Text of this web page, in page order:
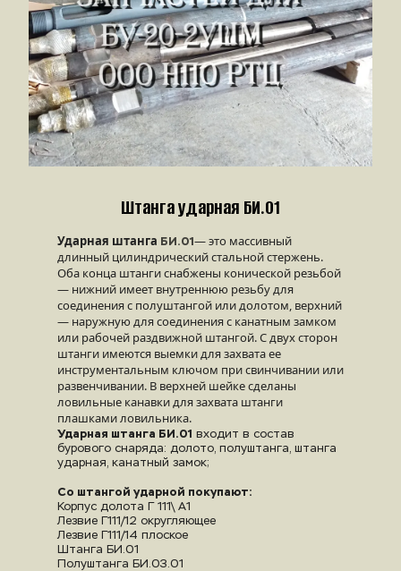
Штанга ударная БИ.01
Ударная штанга БИ.01— это массивный
длинный цилиндрический стальной стержень.
Оба конца штанги снабжены конической резьбой
— нижний имеет внутреннюю резьбу для
соединения с полуштангой или долотом, верхний
— наружную для соединения с канатным замком
или рабочей раздвижной штангой. С двух сторон
штанги имеются выемки для захвата ее
инструментальным ключом при свинчивании или
развенчивании. В верхней шейке сделаны
ловильные канавки для захвата штанги
плашками ловильника.
Ударная штанга БИ.01 входит в состав
бурового снаряда: долото, полуштанга, штанга
ударная, канатный за­мок;
Со штангой ударной покупают:
Корпус долота Г 111\ А1
Лезвие Г111/12 округляющее
Лезвие Г111/14 плоское
Штанга БИ.01
Полуштанга БИ.03.01